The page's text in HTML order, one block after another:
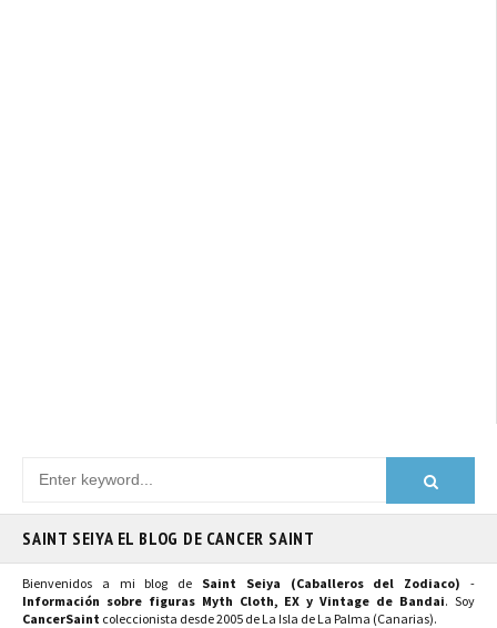
SAINT SEIYA EL BLOG DE CANCER SAINT
Bienvenidos a mi blog de Saint Seiya (Caballeros del Zodiaco) -
Información sobre figuras Myth Cloth, EX y Vintage de Bandai. Soy
CancerSaint coleccionista desde 2005 de La Isla de La Palma (Canarias).